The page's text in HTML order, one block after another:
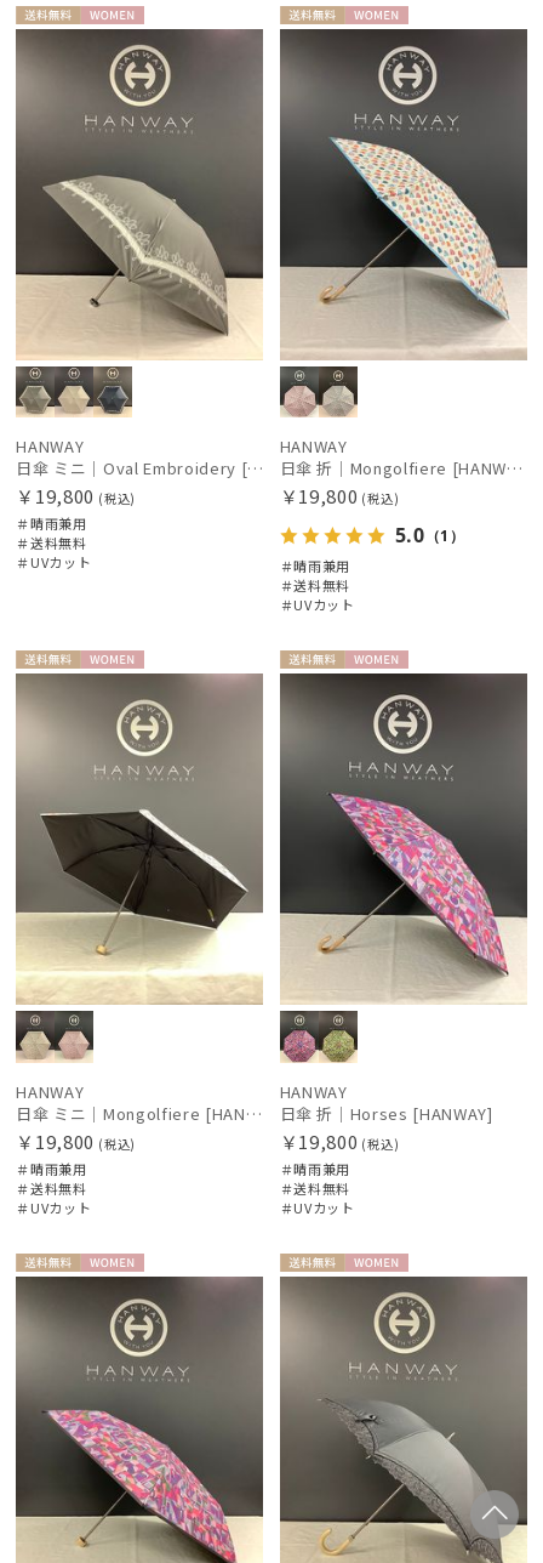
送料無 WOME
HANWAY
日傘 ミニ｜Oval Embroidery [HANWAY]
￥19,800 (税込)
＃晴雨兼用
＃送料無料
＃UVカット
送料無 WOME
HANWAY
日傘 折｜Mongolfiere [HANWAY]
￥19,800 (税込)
5.0 （1）
＃晴雨兼用
＃送料無料
＃UVカット
送料無
料
WOME
HANWAY
日傘 ミニ｜Mongolfiere [HANWAY]
￥19,800 (税込)
＃晴雨兼用
＃送料無料
＃UVカット
送料無 WOME
HANWAY
日傘 折｜Horses [HANWAY]
￥19,800 (税込)
＃晴雨兼用
＃送料無料
＃UVカット
送料無
料
WOME
送料無 WOME